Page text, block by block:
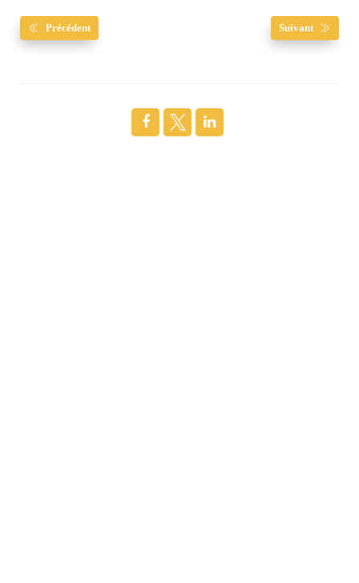
Précédent Suivant